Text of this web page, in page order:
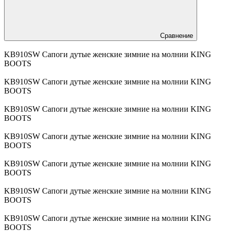
Сравнение
KB910SW Сапоги дутые женские зимние на молнии KING
BOOTS
KB910SW Сапоги дутые женские зимние на молнии KING
BOOTS
KB910SW Сапоги дутые женские зимние на молнии KING
BOOTS
KB910SW Сапоги дутые женские зимние на молнии KING
BOOTS
KB910SW Сапоги дутые женские зимние на молнии KING
BOOTS
KB910SW Сапоги дутые женские зимние на молнии KING
BOOTS
KB910SW Сапоги дутые женские зимние на молнии KING
BOOTS